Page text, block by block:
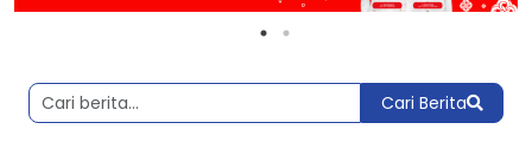
Cari Berita